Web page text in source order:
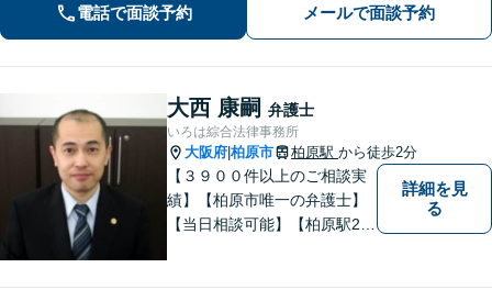
づくりを心がけます【借金・債務整
理】経済状況に応じて適切な解決策を
ご提案します
電話で面談予約 メールで面談予約
大西 康嗣 弁護士
いろは綜合法律事務所
大阪府 柏原市 柏原駅 から徒歩2分
【３９００件以上のご相談実
績】【柏原市唯一の弁護士】
【当日相談可能】【柏原駅2
詳細を見
る